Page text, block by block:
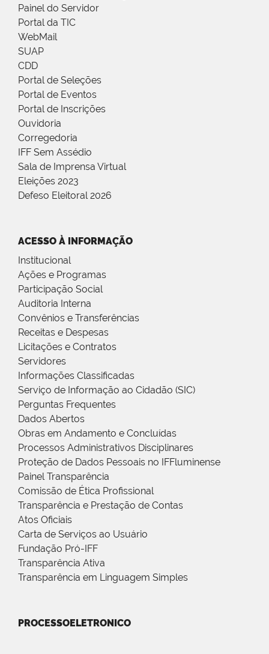
Painel do Servidor
Portal da TIC
WebMail
SUAP
CDD
Portal de Seleções
Portal de Eventos
Portal de Inscrições
Ouvidoria
Corregedoria
IFF Sem Assédio
Sala de Imprensa Virtual
Eleições 2023
Defeso Eleitoral 2026
ACESSO À INFORMAÇÃO
Institucional
Ações e Programas
Participação Social
Auditoria Interna
Convênios e Transferências
Receitas e Despesas
Licitações e Contratos
Servidores
Informações Classificadas
Serviço de Informação ao Cidadão (SIC)
Perguntas Frequentes
Dados Abertos
Obras em Andamento e Concluídas
Processos Administrativos Disciplinares
Proteção de Dados Pessoais no IFFluminense
Painel Transparência
Comissão de Ética Profissional
Transparência e Prestação de Contas
Atos Oficiais
Carta de Serviços ao Usuário
Fundação Pró-IFF
Transparência Ativa
Transparência em Linguagem Simples
PROCESSOELETRONICO